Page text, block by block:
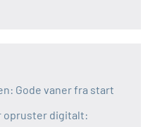
Gode vaner fra start
opruster digitalt: